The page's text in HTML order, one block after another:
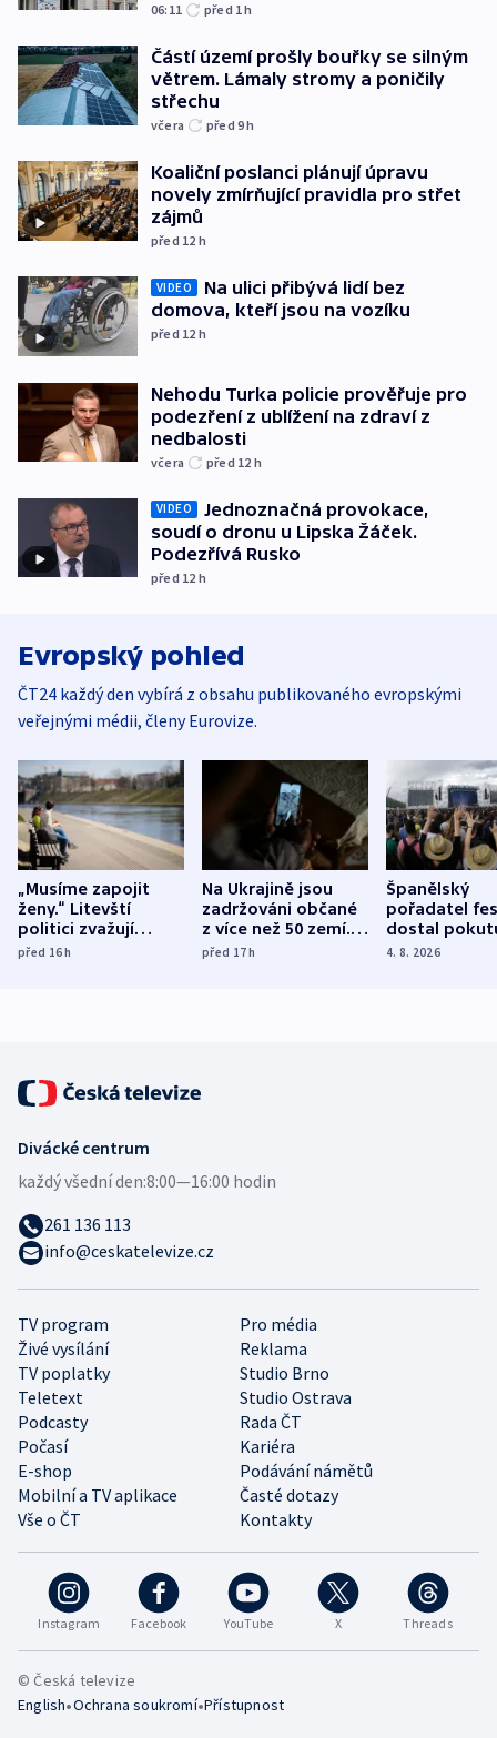
06:11 před 1h
Částí území prošly bouřky se silným
větrem. Lámaly stromy a poničily
střechu
včera před 9h
Koaliční poslanci plánují úpravu
novely zmírňující pravidla pro střet
zájmů
před 12 h
VIDEO
Na ulici přibývá lidí bez
domova, kteří jsou na vozíku
před 12 h
Nehodu Turka policie prověřuje pro
podezření z ublížení na zdraví z
nedbalosti
včera před 12 h
VIDEO
Jednoznačná provokace,
soudí o dronu u Lipska Žáček.
Podezřívá Rusko
před 12 h
Evropský pohled
ČT24 každý den vybírá z obsahu publikovaného evropskými
veřejnými médii, členy Eurovize.
„Musíme zapojit
ženy.“ Litevští
politici zvažují
dohodu o
před 16h
Na Ukrajině jsou
zadržováni občané
z více než 50 zemí.
Bojovali na straně
před 17h
Španělský
pořadatel
dostal
nekalé
4. 8. 2026
Instagram Facebook YouTube X Threads
TV program
Pro média
Živé vysílání
Reklama
TV poplatky
Studio Brno
Teletext
Studio Ostrava
Podcasty
Rada ČT
Počasí
Kariéra
E-shop
Podávání námětů
Mobilní a TV aplikace
Časté dotazy
Vše o ČT
Kontakty
Divácké centrum
každý všední den:8:00—16:00 hodin
261 136 113
info@ceskatelevize.cz
© Česká televize
English•Ochrana soukromí•Přístupnost